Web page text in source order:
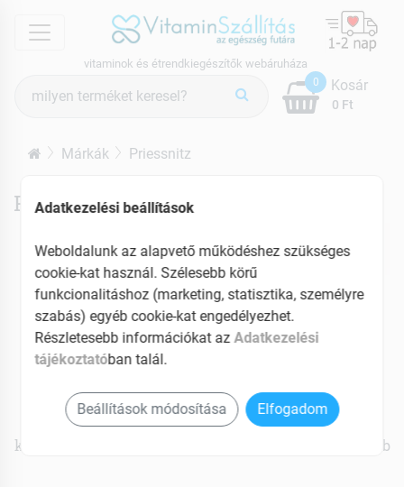
menu
vitaminok és étrendkiegészítők webáruháza
keresés
0
0 Ft
Kosár
Márkák Priessnitz
Priessnitz termékek
Priessnitz
Véna és érfal étrend-
kiegészítő kapszula 30 db
Priessnitz
Véna és érfal étrend-
kiegészítő kapszula 60 db
Adatkezelési beállítások
Weboldalunk az alapvető működéshez szükséges
cookie-kat használ. Szélesebb körű
funkcionalitáshoz (marketing, statisztika, személyre
szabás) egyéb cookie-kat engedélyezhet.
Részletesebb információkat azAdatkezelési
tájékoztatóban talál.
Beállítások módosítása Elfogadom